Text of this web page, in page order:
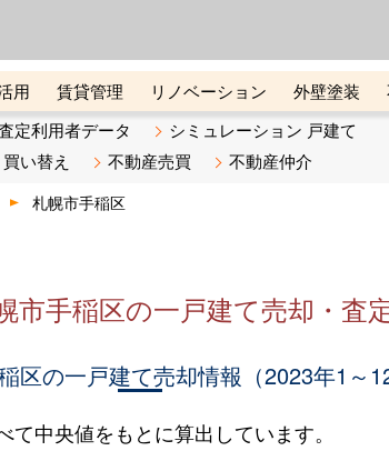
用 賃貸管理 リノベーション 外壁塗装
ビンマガジンBiz 不動産売却ご相談デスク
定利用者データ
シミュレーション 戸建て
い替え 不動産売買 不動産仲介
札幌市手稲区
市手稲区の一戸建て売却・査
区の一戸建て売却情報（2023年1～12
中央値をもとに算出しています。